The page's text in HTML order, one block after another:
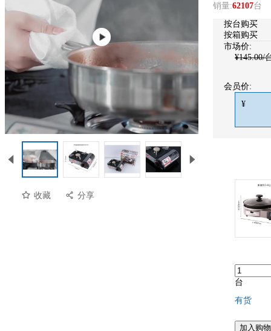
不锈钢
收藏 分享
销量:62107台
按台购买
按箱购买
市场价:
¥145.00/
会员价:
¥
台
有货
加入购